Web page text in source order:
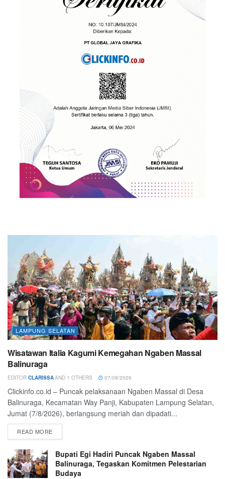
LAMPUNG SELATAN
Wisatawan Italia Kagumi Kemegahan Ngaben Massal
Balinuraga
EDITOR CLARISSAAND 1 OTHERS 07/08/2026
Clickinfo.co.id – Puncak pelaksanaan Ngaben Massal di Desa
Balinuraga, Kecamatan Way Panji, Kabupaten Lampung Selatan,
Jumat (7/8/2026), berlangsung meriah dan dipadati...
READ MORE
Bupati Egi Hadiri Puncak Ngaben Massal
Balinuraga, Tegaskan Komitmen Pelestarian
Budaya